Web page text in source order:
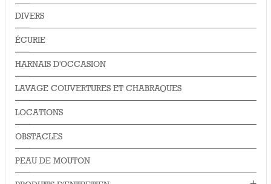
DIVERS
ÉCURIE
HARNAIS D'OCCASION
LAVAGE COUVERTURES ET CHABRAQUES
LOCATIONS
OBSTACLES
PEAU DE MOUTON